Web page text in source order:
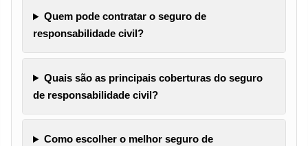
Quem pode contratar o seguro de
responsabilidade civil?
Quais são as principais coberturas do seguro
de responsabilidade civil?
Como escolher o melhor seguro de